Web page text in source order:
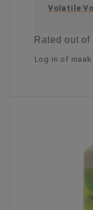
Volatile
Ratedout of
Log in of maak